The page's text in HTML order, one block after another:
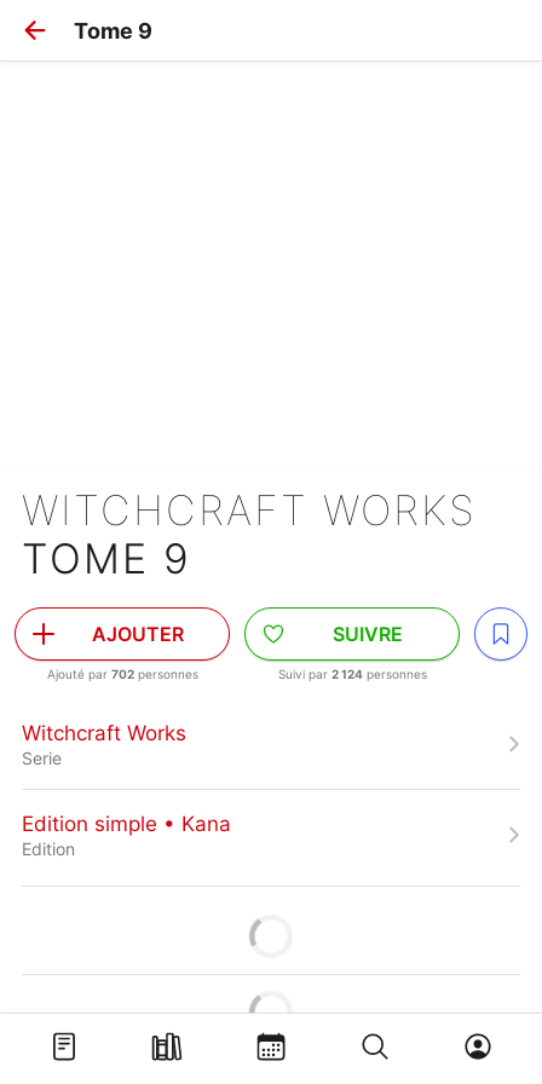
Tome 9
WITCHCRAFT WORKS
TOME 9
AJOUTER
Ajouté par 702personnes
SUIVRE
Suivi par 2 124personnes
Witchcraft Works
Serie
Edition simple • Kana
Edition